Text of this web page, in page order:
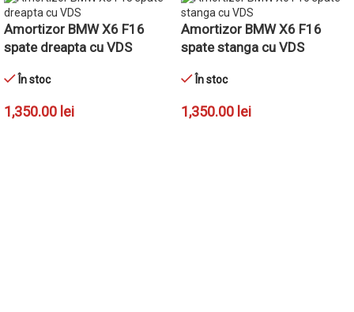
Amortizor BMW X6 F16
spate dreapta cu VDS
În stoc
1,350.00 lei
Amortizor BMW X6 F16
spate stanga cu VDS
În stoc
1,350.00 lei